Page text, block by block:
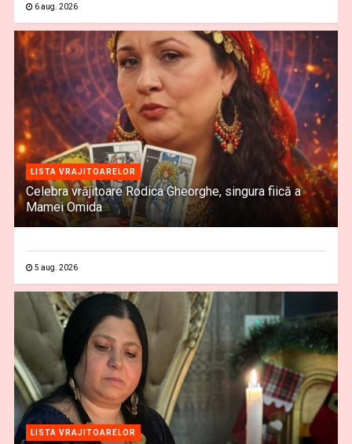
6 aug. 2026
LISTA VRAJITOARELOR
Celebra vrăjitoare Rodica Gheorghe, singura fiică a
Mamei Omida
5 aug. 2026
LISTA VRAJITOARELOR